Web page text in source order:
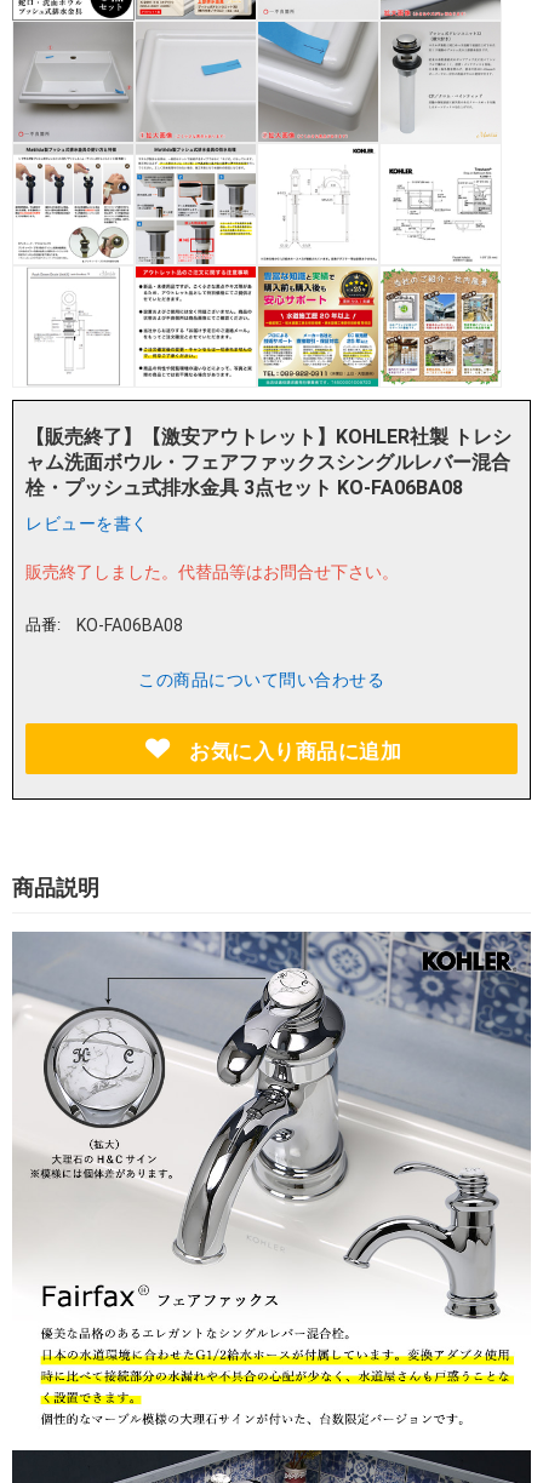
【販売終了】【激安アウトレット】KOHLER社製 トレシ
ャム洗面ボウル・フェアファックスシングルレバー混合
栓・プッシュ式排水金具 3点セット KO-FA06BA08
レビューを書く
販売終了しました。 代替品等はお問合せ下さい。
品番: KO-FA06BA08
この商品について問い合わせる
お気に入り商品に追加
商品説明